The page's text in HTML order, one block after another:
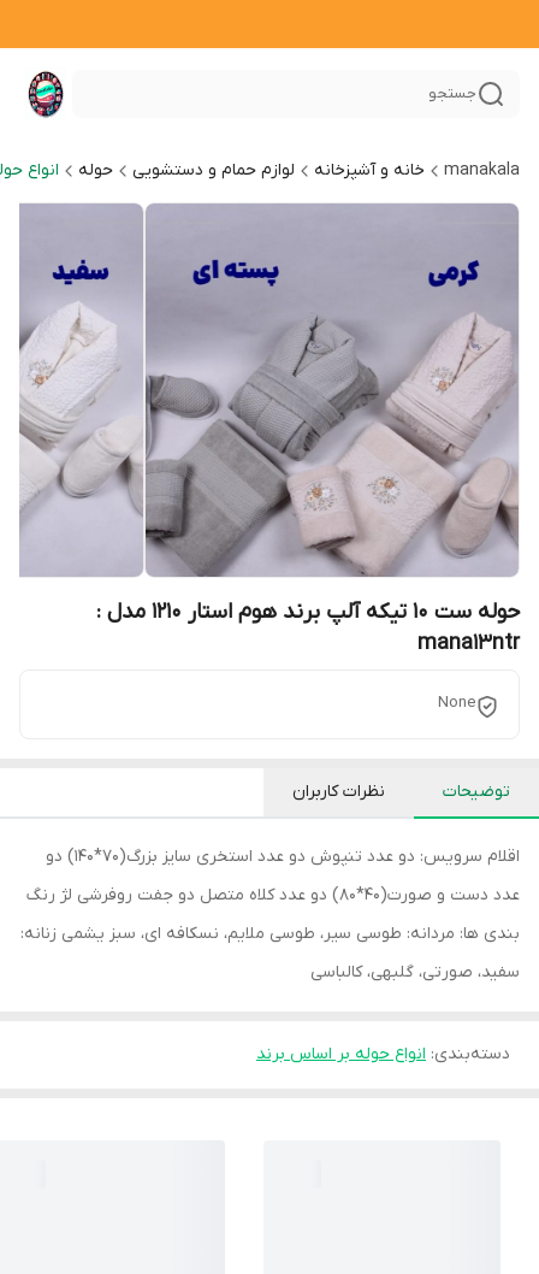
جستجو
manakala خانه و آشپزخانه لوازم حمام و دستشویی حوله انواع
حوله ست 10 تیکه آلپ برند هوم استار 1210 مدل :
mana13ntr
None
توضیحات نظرات کاربران
اقلام سرویس: دو عدد تنپوش دو عدد استخری سایز بزرگ(70*140) دو
عدد دست و صورت(40*80) دو عدد کلاه متصل دو جفت روفرشی لژ رنگ
بندی ها: مردانه: طوسی سير، طوسی ملايم، نسكافه ای، سبز يشمی زنانه:
سفيد، صورتی، گلبهی، كالباسی
دسته‌بندی: انواع حوله بر اساس برند